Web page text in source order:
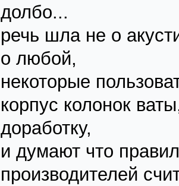
долбо...
речь шла не о
о любой,
некоторые
корпус колонок
доработку,
и думают что
производителей